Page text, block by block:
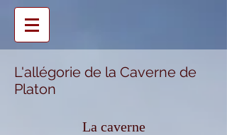
L'allégorie de la Caverne de
Platon
La caverne